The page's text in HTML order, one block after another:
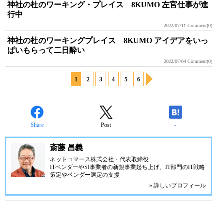
神社の杜のワーキング・プレイス 8KUMO 左官仕事が進
行中
2022/07/11 Comment(0)
神社の杜のワーキングプレイス 8KUMO アイデアをいっ
ぱいもらって二日酔い
2022/07/04 Comment(0)
1 2 3 4 5 6
Share Post -
斎藤 昌義
ネットコマース株式会社 ・代表取締役
ITベンダーやSI事業者の新規事業起ち上げ、IT部門のIT戦略
策定やベンダー選定の支援
» 詳しいプロフィール